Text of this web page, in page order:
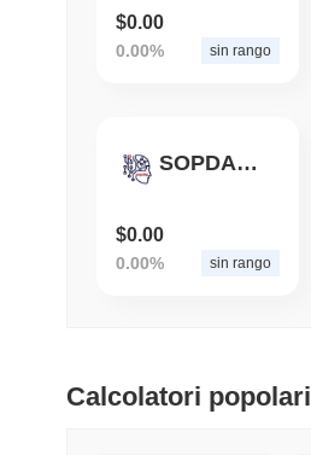
$0.00
0.00% sin rango
SOPDAP AI
$0.00
0.00% sin rango
Calcolatori popolari